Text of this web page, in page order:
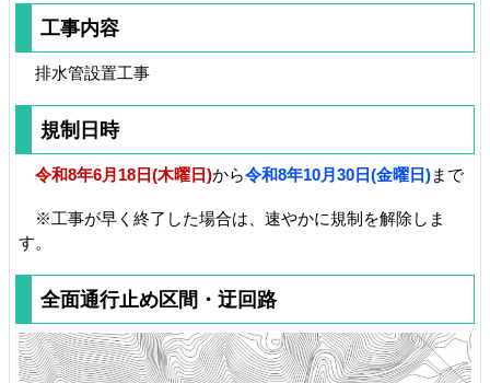
工事内容
排水管設置工事
規制日時
令和8年6月18日(木曜日)から令和8年10月30日(金曜日)まで
※工事が早く終了した場合は、速やかに規制を解除しま
す。
全面通行止め区間・迂回路